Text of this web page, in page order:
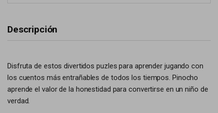
Descripción
Disfruta de estos divertidos puzles para aprender jugando con
los cuentos más entrañables de todos los tiempos. Pinocho
aprende el valor de la honestidad para convertirse en un niño de
verdad.